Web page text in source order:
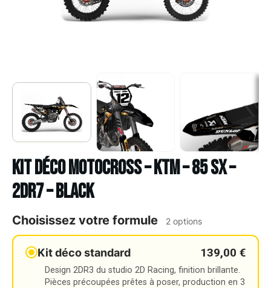
Kit déco Motocross – KTM – 85 SX –
2DR7 – BLACK
Choisissez votre formule 2 options
Kit déco standard 139,00 €
Design 2DR3 du studio 2D Racing, finition brillante.
Pièces précoupées prêtes à poser, production en 3